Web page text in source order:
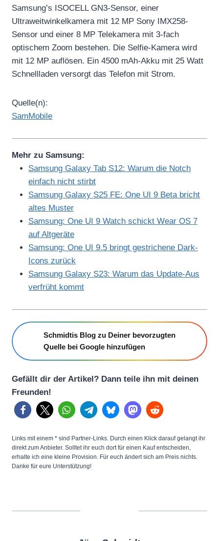
Samsung’s ISOCELL GN3-Sensor, einer
Ultraweitwinkelkamera mit 12 MP Sony IMX258-
Sensor und einer 8 MP Telekamera mit 3-fach
optischem Zoom bestehen. Die Selfie-Kamera wird
mit 12 MP auflösen. Ein 4500 mAh-Akku mit 25 Watt
Schnellladen versorgt das Telefon mit Strom.
Quelle(n):
SamMobile
Mehr zu Samsung:
Samsung Galaxy Tab S12: Warum die Notch
einfach nicht stirbt
Samsung Galaxy S25 FE: One UI 9 Beta bricht
altes Muster
Samsung: One UI 9 Watch schickt Wear OS 7
auf Altgeräte
Samsung: One UI 9.5 bringt gestrichene Dark-
Icons zurück
Samsung Galaxy S23: Warum das Update-Aus
verfrüht kommt
Schmidtis Blog zu Deiner bevorzugten
Quelle bei Google hinzufügen
Gefällt dir der Artikel? Dann teile ihn mit deinen
Freunden!
Links mit einem * sind Partner-Links. Durch einen Klick darauf gelangt ihr
direkt zum Anbieter. Solltet ihr euch dort für einen Kauf entscheiden,
erhalte ich eine kleine Provision. Für euch ändert sich am Preis nichts.
Danke für eure Unterstützung!